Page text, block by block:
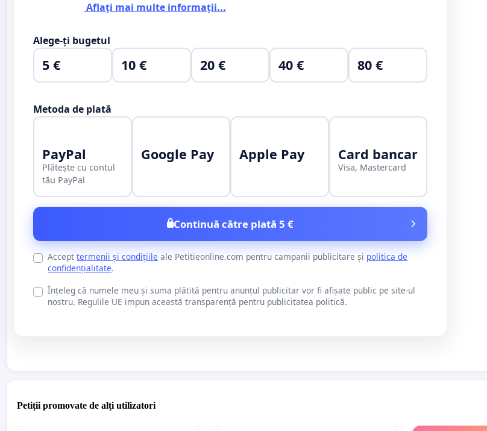
Aflați mai multe informații...
Alege-ți bugetul
5 € 10 € 20 € 40 € 80 €
Metoda de plată
PayPal
Plătește cu contul
tău PayPal
Google Pay Apple Pay Card bancar
Visa, Mastercard
Continuă către plată 5 €
Accept termenii și condițiile ale Petitieonline.com pentru campanii publicitare și politica de
confidențialitate.
Înțeleg că numele meu și suma plătită pentru anunțul publicitar vor fi afișate public pe site-ul
nostru. Regulile UE impun această transparență pentru publicitatea politică.
Petiții promovate de alți utilizatori